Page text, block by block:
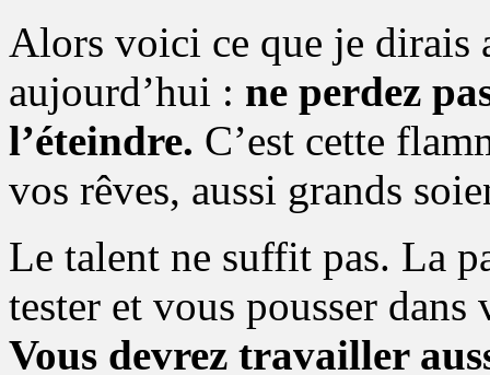
Alors voici ce que je dirais
aujourd’hui : ne perdez
l’éteindre. C’est cette
vos rêves, aussi grands
Le talent ne suffit pas. La
tester et vous pousser
Vous devrez travailler